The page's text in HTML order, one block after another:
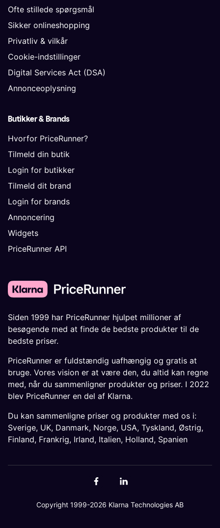
Ofte stillede spørgsmål
Sikker onlineshopping
Privatliv & vilkår
Cookie-indstillinger
Digital Services Act (DSA)
Annonceoplysning
Butikker & Brands
Hvorfor PriceRunner?
Tilmeld din butik
Login for butikker
Tilmeld dit brand
Login for brands
Annoncering
Widgets
PriceRunner API
Siden 1999 har PriceRunner hjulpet millioner af
besøgende med at finde de bedste produkter til de
bedste priser.
PriceRunner er fuldstændig uafhængig og gratis at
bruge. Vores vision er at være den, du altid kan regne
med, når du sammenligner produkter og priser. I 2022
blev PriceRunner en del af Klarna.
Du kan sammenligne priser og produkter med os i:
Sverige, UK, Danmark, Norge, USA, Tyskland, Østrig,
Finland, Frankrig, Irland, Italien, Holland, Spanien
Copyright 1999-2026 Klarna Technologies AB